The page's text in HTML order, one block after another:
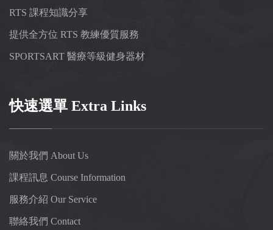
RTS 課程知識分享
提供全方位 RTS 教練優質服務
SPORTSART 醫療等級健身器材
快速選單 Extra Links
關於我們 About Us
課程訊息 Course Information
服務介紹 Our Service
聯絡我們 Contact